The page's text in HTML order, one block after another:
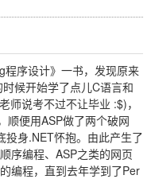
序设计》一书，发现原来
候开始学了点儿C语言和
师说考不过不让毕业 :$)，
顺便用ASP做了两个破网
投身.NET怀抱。由此产生了
序编程、ASP之类的网页
编程，直到去年学到了Per